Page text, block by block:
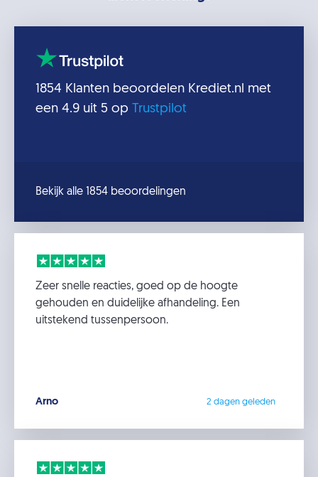
1854 Klanten beoordelen Krediet.nl met
een 4.9 uit 5 op Trustpilot
Bekijk alle 1854 beoordelingen
Zeer snelle reacties, goed op de hoogte
gehouden en duidelijke afhandeling. Een
uitstekend tussenpersoon.
Arno 2 dagen geleden